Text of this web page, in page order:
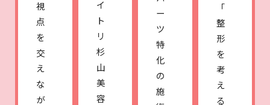
視
点
を
交
え
な
が
イ
ト
リ
杉
山
美
容
ー
ツ
特
化
の
施
「
整
形
を
考
え
る